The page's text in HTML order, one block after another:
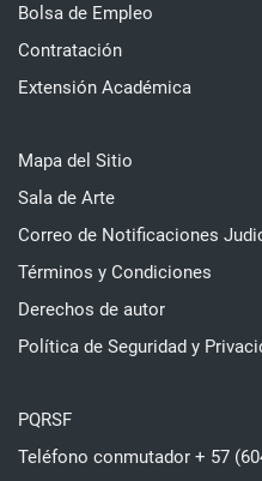
Bolsa de Empleo
Contratación
Extensión Académica
Mapa del Sitio
Sala de Arte
Correo de Notificaciones
Términos y Condiciones
Derechos de autor
Política de Seguridad y
PQRSF
Teléfono conmutador + 57